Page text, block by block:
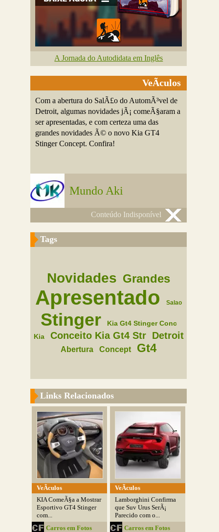
A Jornada do Autodidata em Inglês
VeÃ­culos
Com a abertura do SalÃ£o do AutomÃ³vel de
Detroit, algumas novidades jÃ¡ comeÃ§aram a
ser apresentadas, e com certeza uma das
grandes novidades Ã© o novo Kia GT4
Stinger Concept. Confira!
Mundo Aki
Conteúdo Indisponível
Tags
Novidades Grandes
Apresentado Salao
Stinger
Kia Gt4 Stinger Conc
Kia
Conceito Kia Gt4 Str Detroit
Abertura Concept Gt4
Links Relacionados
VeÃ­culos
KIA ComeÃ§a a Mostrar
Esportivo GT4 Stinger
com...
Carros em Fotos
VeÃ­culos
Lamborghini Confirma
que Suv Urus SerÃ¡
Parecido com o...
Carros em Fotos